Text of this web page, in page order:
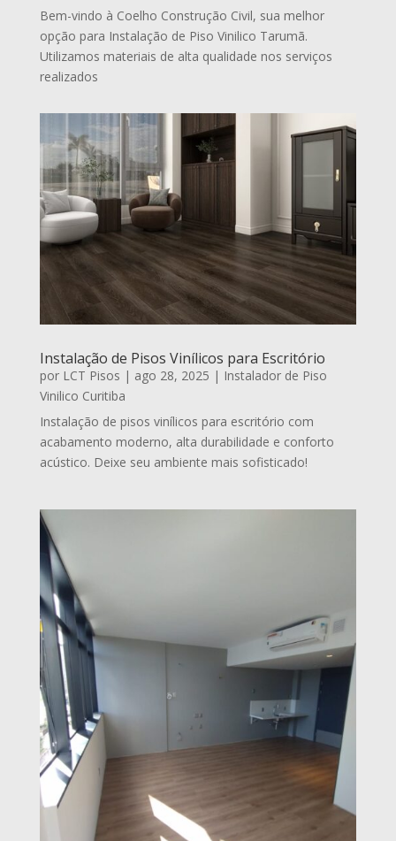
Bem-vindo à Coelho Construção Civil, sua melhor
opção para Instalação de Piso Vinilico Tarumã.
Utilizamos materiais de alta qualidade nos serviços
realizados
Instalação de Pisos Vinílicos para Escritório
por LCT Pisos | ago 28, 2025 | Instalador de Piso
Vinilico Curitiba
Instalação de pisos vinílicos para escritório com
acabamento moderno, alta durabilidade e conforto
acústico. Deixe seu ambiente mais sofisticado!